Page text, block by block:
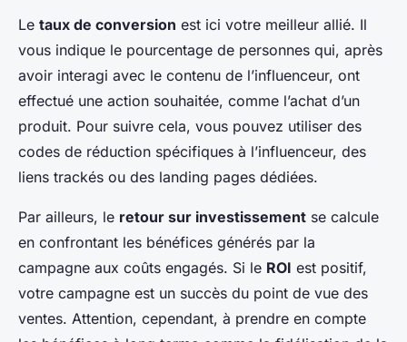
Le taux de conversion est ici votre meilleur allié. Il
vous indique le pourcentage de personnes qui, après
avoir interagi avec le contenu de l’influenceur, ont
effectué une action souhaitée, comme l’achat d’un
produit. Pour suivre cela, vous pouvez utiliser des
codes de réduction spécifiques à l’influenceur, des
liens trackés ou des landing pages dédiées.
Par ailleurs, le retour sur investissement se calcule
en confrontant les bénéfices générés par la
campagne aux coûts engagés. Si le ROI est positif,
votre campagne est un succès du point de vue des
ventes. Attention, cependant, à prendre en compte